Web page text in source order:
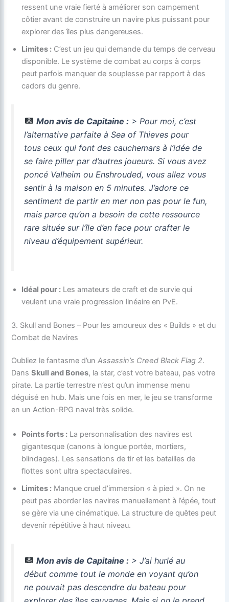
ressent une vraie fierté à améliorer son campement
côtier avant de construire un navire plus puissant pour
explorer des îles plus dangereuses.
Limites : C’est un jeu qui demande du temps de cerveau
disponible. Le système de combat au corps à corps
peut parfois manquer de souplesse par rapport à des
cadors du genre.
Mon avis de Capitaine :> Pour moi, c’est
l’alternative parfaite àSea of Thieves pour
tous ceux qui font des cauchemars à l’idée de
se faire piller par d’autres joueurs. Si vous avez
poncé Valheim ou Enshrouded, vous allez vous
sentir à la maison en 5 minutes. J’adore ce
sentiment de partir en mer non pas pour le fun,
mais parce qu’on a besoin de cette ressource
rare située sur l’île d’en face pour crafter le
niveau d’équipement supérieur.
Idéal pour : Les amateurs de craft et de survie qui
veulent une vraie progression linéaire en PvE.
3. Skull and Bones – Pour les amoureux des « Builds » et du
Combat de Navires
Oubliez le fantasme d’unAssassin’s Creed Black Flag 2.
DansSkull and Bones, la star, c’est votre bateau, pas votre
pirate. La partie terrestre n’est qu’un immense menu
déguisé en hub. Mais une fois en mer, le jeu se transforme
en un Action-RPG naval très solide.
Points forts : La personnalisation des navires est
gigantesque (canons à longue portée, mortiers,
blindages). Les sensations de tir et les batailles de
flottes sont ultra spectaculaires.
Limites : Manque cruel d’immersion « à pied ». On ne
peut pas aborder les navires manuellement à l’épée, tout
se gère via une cinématique. La structure de quêtes peut
devenir répétitive à haut niveau.
Mon avis de Capitaine :> J’ai hurlé au
début comme tout le monde en voyant qu’on
ne pouvait pas descendre du bateau pour